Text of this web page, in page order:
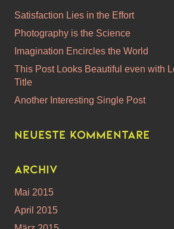
Satisfaction Lies in the Effort
Photography is the Science
Imagination Encircles the World
This Post Looks Beautiful even with
Title
Another Interesting Single Post
Neueste Kommentare
Archiv
Mai 2015
April 2015